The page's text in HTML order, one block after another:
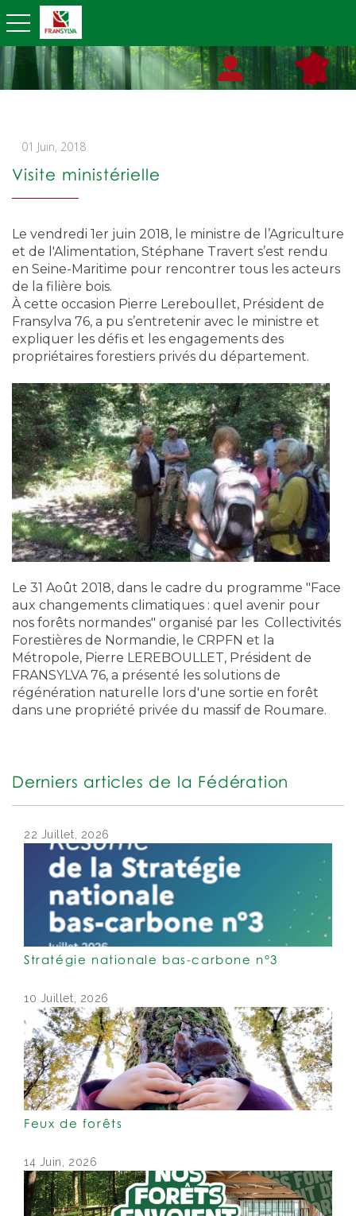
toggle navigation
01 Juin, 2018
Visite ministérielle
Le vendredi 1er juin 2018, le ministre de l’Agriculture
et de l'Alimentation, Stéphane Travert s’est rendu
en Seine-Maritime pour rencontrer tous les acteurs
de la filière bois.
À cette occasion Pierre Lereboullet, Président de
Fransylva 76, a pu s’entretenir avec le ministre et
expliquer les défis et les engagements des
propriétaires forestiers privés du département.
Le 31 Août 2018, dans le cadre du programme "Face
aux changements climatiques : quel avenir pour
nos forêts normandes" organisé par les Collectivités
Forestières de Normandie, le CRPFN et la
Métropole, Pierre LEREBOULLET, Président de
FRANSYLVA 76, a présenté les solutions de
régénération naturelle lors d'une sortie en forêt
dans une propriété privée du massif de Roumare.
Derniers articles de la Fédération
22 Juillet, 2026
Stratégie nationale bas-carbone n°3
10 Juillet, 2026
Feux de forêts
14 Juin, 2026